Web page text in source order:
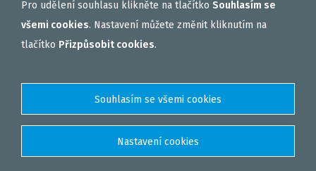
Pro udělení souhlasu klikněte na tlačítko Souhlasím se
všemi cookies. Nastavení můžete změnit kliknutím na
tlačítko Přizpůsobit cookies.